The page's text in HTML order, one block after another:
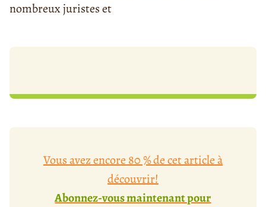
nombreux juristes et
Vous avez encore 80 % de cet article à
découvrir!
Abonnez-vous maintenant pour